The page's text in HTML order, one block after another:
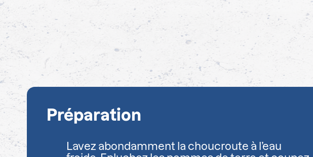
Préparation
Lavez abondamment la choucroute à l’eau